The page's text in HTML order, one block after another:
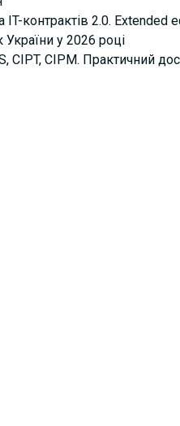
IT-контрактів 2.0. Extended
у 2026 році
CIPT, CIPM. Практичний